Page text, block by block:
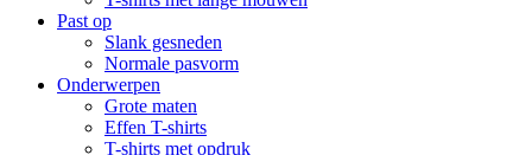
Past op
Slank gesneden
Normale pasvorm
Onderwerpen
Grote maten
Effen T-shirts
T-shirts met opdruk